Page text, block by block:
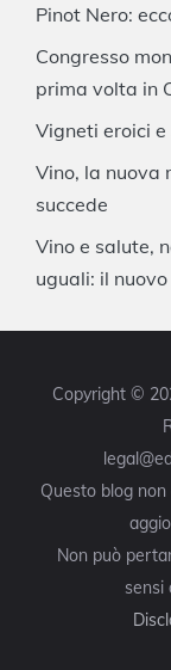
Pinot Nero:
Congresso
prima volta in
Vigneti eroici
Vino, la nuova
succede
Vino e salute,
uguali: il
Copyright ©
Questo blog
Non può
sensi